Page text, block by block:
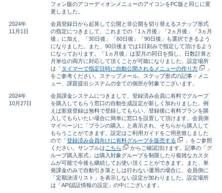
フォン版のアコーディオンメニューのアイコンをPC版と同じに変
更しました。
2024年
11月1日
会員登録日から起算して公開と非公開を切り替えるステップ形式
の指定につきまして、これまでの「1ヵ月後」「2ヵ月後」「3ヵ月
後」に加え、「30日後」「60日後」「90日後」も選択できるよう
になりました。また、90日後までは1日刻みで指定して頂けるよう
になっております。「1ヵ月後」は翌月の同日を指し、日数計算と
月単位の両方に対応して頂くことが可能になりました。設定場所
は「タイマーで指定日時に自動公開されるメニューの作り方
」
をご参考ください。ステップメール、ステップ形式の記事・メニ
ュー、課題提出システムの全ての個所が対象でございます。
2024年
10月27日
会員課金システムにつきまして、登録済み会員に有料でグループ
を購入してもらう窓口の自動生成設定が新しく加わりました。例
えば新規登録は無料で登録してもらい、登録後に有料プランを購
入してもらいたい場合に簡単に窓口を設置して頂けます。会員側
マイページに「プランの購入」と表示され、そちらから購入して
もらうことができます。設定はご利用ガイドをご用意致しました
ので「登録済み会員向けに有料グループを販売する
」をご参照
ください。サンプルは こちら
からご確認頂けます。記事の「グ
ループ購入形式」は購入対象グループを制限したり複雑なカスタ
ムが可能で今後も継続してお使い頂くことができます。また、単
発課金のみで自動引き落としは行わない運用の場合に、会員側に
「定期決済リスト」を表示しない設定が加わりました。設定場所
は「API認証情報の設定」の中にございます。